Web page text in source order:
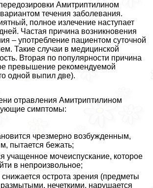
Амитриптилином
течения заболевания.
полное излечение наступает
Частая причина возникновения
– употрeбление пациентом суточной
Такие случаи в медицинской
Вторая по популярности причина
превышение рекомендуемой
одной выпил две).
отравления Амитриптилином
симптомы:
чрезмерно возбужденным,
пытается бежать;
учащенное мочеиспускание, которое
в непроизвольное;
снижается острота зрения (предметы
размытыми, нечеткими, нарушается